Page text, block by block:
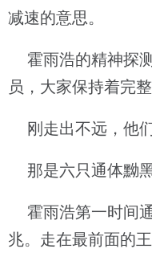
减速的意思。
霍雨浩的精神探
员，大家保持着完
刚走出不远，他们
那是六只通体黝黑
霍雨浩第一时间
兆。走在最前面的